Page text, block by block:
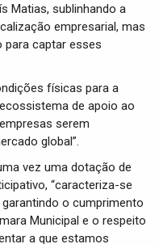
Matias, sublinhando a
empresarial, mas
para captar esses
físicas para a
de apoio ao
serem
global”.
vez uma dotação de
“caracteriza-se
o cumprimento
Municipal e o respeito
a que estamos